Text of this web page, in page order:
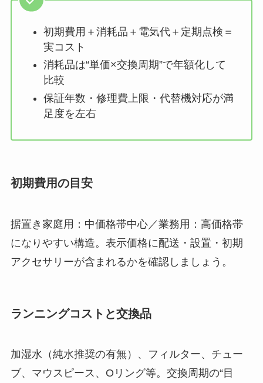
初期費用＋消耗品＋電気代＋定期点検＝
実コスト
消耗品は“単価×交換周期”で年額化して
比較
保証年数・修理費上限・代替機対応が満
足度を左右
初期費用の目安
据置き家庭用：中価格帯中心／業務用：高価格帯
になりやすい構造。表示価格に配送・設置・初期
アクセサリーが含まれるかを確認しましょう。
ランニングコストと交換品
加湿水（純水推奨の有無）、フィルター、チュー
ブ、マウスピース、Oリング等。交換周期の“目